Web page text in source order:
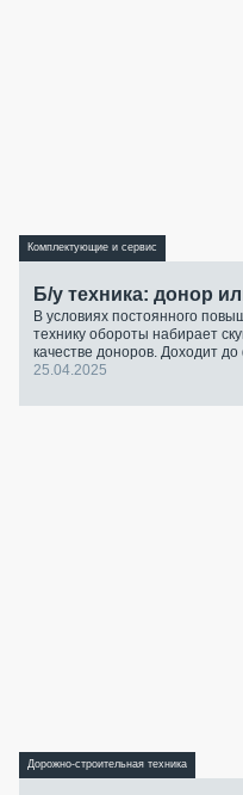
Комплектующие и сервис
Б/у техника: донор
В условиях постоянного
технику обороты набирает
качестве доноров. Доходит до
25.04.2025
Дорожно-строительная техника